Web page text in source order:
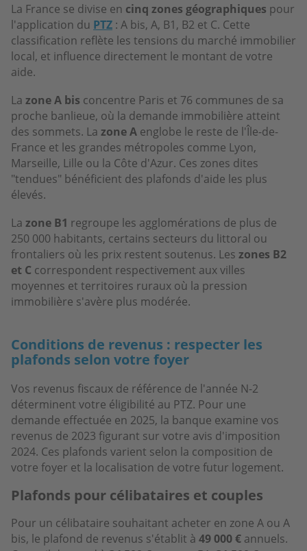
La France se divise en cinq zones géographiques pour
l'application du PTZ : A bis, A, B1, B2 et C. Cette
classification reflète les tensions du marché immobilier
local, et influence directement le montant de votre
aide.
La zone A bis concentre Paris et 76 communes de sa
proche banlieue, où la demande immobilière atteint
des sommets. La zone A englobe le reste de l'Île-de-
France et les grandes métropoles comme Lyon,
Marseille, Lille ou la Côte d'Azur. Ces zones dites
"tendues" bénéficient des plafonds d'aide les plus
élevés.
La zone B1 regroupe les agglomérations de plus de
250 000 habitants, certains secteurs du littoral ou
frontaliers où les prix restent soutenus. Les zones B2
et C correspondent respectivement aux villes
moyennes et territoires ruraux où la pression
immobilière s'avère plus modérée.
Conditions de revenus : respecter les
plafonds selon votre foyer
Vos revenus fiscaux de référence de l'année N-2
déterminent votre éligibilité au PTZ. Pour une
demande effectuée en 2025, la banque examine vos
revenus de 2023 figurant sur votre avis d'imposition
2024. Ces plafonds varient selon la composition de
votre foyer et la localisation de votre futur logement.
Plafonds pour célibataires et couples
Pour un célibataire souhaitant acheter en zone A ou A
bis, le plafond de revenus s'établit à 49 000 € annuels.